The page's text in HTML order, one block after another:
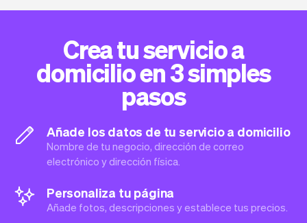
Crea tu servicio a
domicilio en 3 simples
pasos
Añade los datos de tu servicio a domicilio
Nombre de tu negocio, dirección de correo
electrónico y dirección física.
Personaliza tu página
Añade fotos, descripciones y establece tus precios.